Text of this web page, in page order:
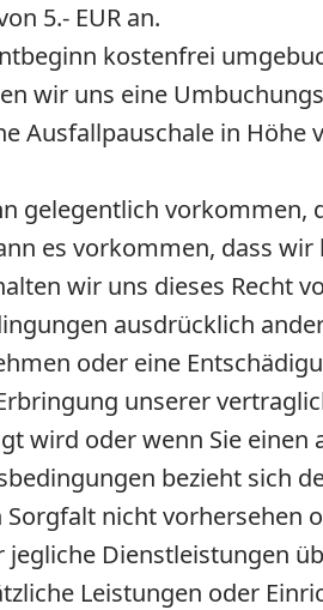
5.- EUR an.
kostenfrei
wir uns eine
Ausfallpauschale in Höhe
gelegentlich vorkommen,
es vorkommen, dass
wir uns dieses Recht
ausdrücklich
oder eine
unserer
wird oder wenn Sie einen
bezieht sich
nicht vorhersehen
Dienstleistungen
Leistungen oder